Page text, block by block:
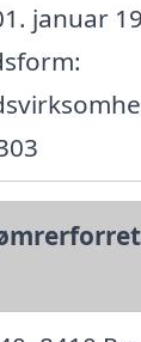
januar